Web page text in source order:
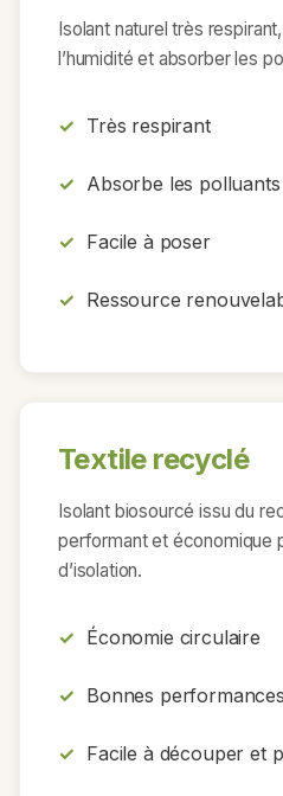
Isolant naturel très
l’humidité et absorber les
Très respirant
Absorbe les polluants
Facile à poser
Ressource
Textile recyclé
Isolant biosourcé issu du
performant et économique
d’isolation.
Économie circulaire
Bonnes
Facile à découper et